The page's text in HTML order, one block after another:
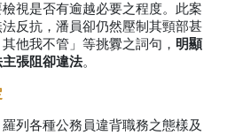
視是否有逾越必要之程度。此案
反抗，潘員卻仍然壓制其頸部甚
他我不管」等挑釁之詞句， 明顯
張阻卻違法。
列各種公務員違背職務之態樣及